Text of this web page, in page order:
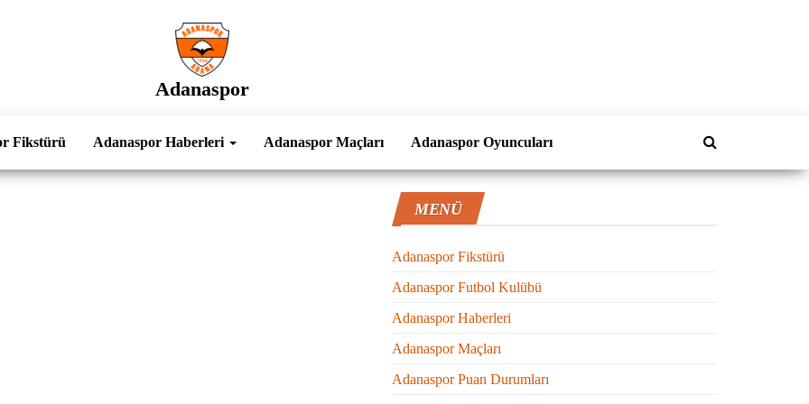
Adanaspor
Fikstürü Adanaspor Haberleri Adanaspor Maçları Adanaspor Oyuncuları
MENÜ
Adanaspor Fikstürü
Adanaspor Futbol Kulübü
Adanaspor Haberleri
Adanaspor Maçları
Adanaspor Puan Durumları